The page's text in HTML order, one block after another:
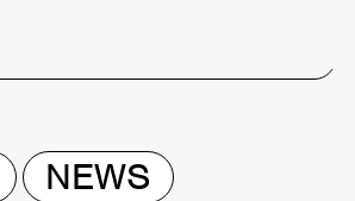
NEWS